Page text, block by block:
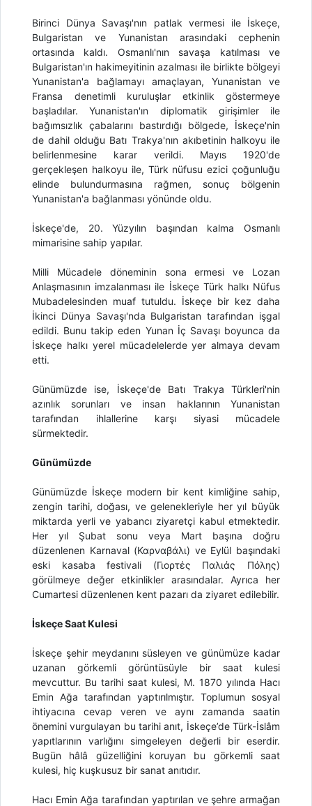
Birinci Dünya Savaşı'nın patlak vermesi ile İskeçe,
Bulgaristan ve Yunanistan arasındaki cephenin
ortasında kaldı. Osmanlı'nın savaşa katılması ve
Bulgaristan'ın hakimeyitinin azalması ile birlikte bölgeyi
Yunanistan'a bağlamayı amaçlayan, Yunanistan ve
Fransa denetimli kuruluşlar etkinlik göstermeye
başladılar. Yunanistan'ın diplomatik girişimler ile
bağımsızlık çabalarını bastırdığı bölgede, İskeçe'nin
de dahil olduğu Batı Trakya'nın akıbetinin halkoyu ile
belirlenmesine karar verildi. Mayıs 1920'de
gerçekleşen halkoyu ile, Türk nüfusu ezici çoğunluğu
elinde bulundurmasına rağmen, sonuç bölgenin
Yunanistan'a bağlanması yönünde oldu.
İskeçe'de, 20. Yüzyılın başından kalma Osmanlı
mimarisine sahip yapılar.
Milli Mücadele döneminin sona ermesi ve Lozan
Anlaşmasının imzalanması ile İskeçe Türk halkı Nüfus
Mubadelesinden muaf tutuldu. İskeçe bir kez daha
İkinci Dünya Savaşı'nda Bulgaristan tarafından işgal
edildi. Bunu takip eden Yunan İç Savaşı boyunca da
İskeçe halkı yerel mücadelelerde yer almaya devam
etti.
Günümüzde ise, İskeçe'de Batı Trakya Türkleri'nin
azınlık sorunları ve insan haklarının Yunanistan
tarafından ihlallerine karşı siyasi mücadele
sürmektedir.
Günümüzde
Günümüzde İskeçe modern bir kent kimliğine sahip,
zengin tarihi, doğası, ve gelenekleriyle her yıl büyük
miktarda yerli ve yabancı ziyaretçi kabul etmektedir.
Her yıl Şubat sonu veya Mart başına doğru
düzenlenen Karnaval (Καρναβάλι) ve Eylül başındaki
eski kasaba festivali (Γιορτές Παλιάς Πόλης)
görülmeye değer etkinlikler arasındalar. Ayrıca her
Cumartesi düzenlenen kent pazarı da ziyaret edilebilir.
İskeçe Saat Kulesi
İskeçe şehir meydanını süsleyen ve günümüze kadar
uzanan görkemli görüntüsüyle bir saat kulesi
mevcuttur. Bu tarihi saat kulesi, M. 1870 yılında Hacı
Emin Ağa tarafından yaptırılmıştır. Toplumun sosyal
ihtiyacına cevap veren ve aynı zamanda saatin
önemini vurgulayan bu tarihi anıt, İskeçe’de Türk-İslâm
yapıtlarının varlığını simgeleyen değerli bir eserdir.
Bugün hâlâ güzelliğini koruyan bu görkemli saat
kulesi, hiç kuşkusuz bir sanat anıtıdır.
Hacı Emin Ağa tarafından yaptırılan ve şehre armağan